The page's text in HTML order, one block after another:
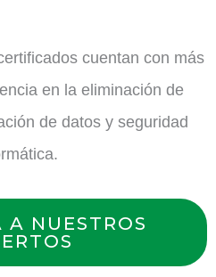
cuentan con más
en la eliminación de
de datos y seguridad
A NUESTROS